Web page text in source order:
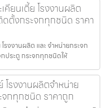
คียนเตี้ย โรงงานผลิต
ดตั้งกระจกทุกชนิด ราคา
รงงานผลิต และ จำหน่ายกระจก
ประตู กระจกทุกชนิดให้
โรงงานผลิตจำหน่าย
จกทุกชนิด ราคาถูก